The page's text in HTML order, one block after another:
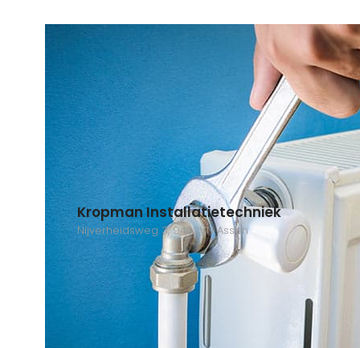
Kropman Installatietechniek
Nijverheidsweg 3, 9403VN Assen